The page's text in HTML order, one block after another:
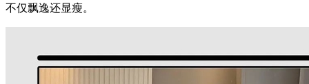
不仅飘逸还显瘦。